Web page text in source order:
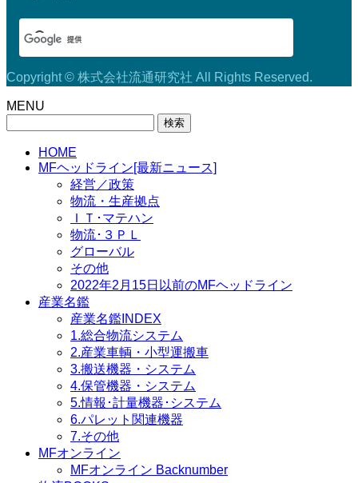
Copyright © 株式会社流通研究社 All Rights Reserved.
MENU
HOME
MFヘッドライン[最新ニュース]
経営／政策
物流・生産拠点
ＩＴ･マテハン
物流･３ＰＬ
グローバル
その他
2022年2月15日以前のMFヘッドライン
産業名鑑
産業名鑑INDEX
1.総合物流システム
2.産業車輌・小型運搬車
3.搬送機器・システム
4.保管機器・システム
5.情報･計量機器･システム
6.パレット関連機器
7.その他
MFオンライン
MFオンライン Backnumber